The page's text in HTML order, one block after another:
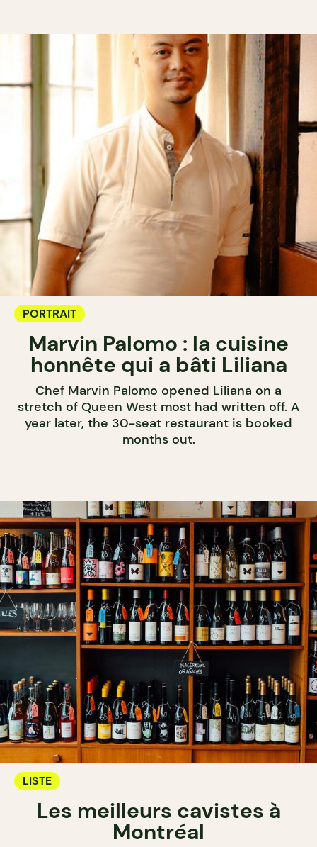
PORTRAIT
Marvin Palomo : la cuisine
honnête qui a bâti Liliana
Chef Marvin Palomo opened Liliana on a
stretch of Queen West most had written off. A
year later, the 30-seat restaurant is booked
months out.
LISTE
Les meilleurs cavistes à
Montréal